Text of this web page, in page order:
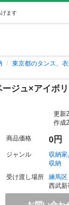
ます
東京都のタンス、
ジュ×アイボ
更新
作成
商品価格 0円
ジャンル 収納家
収納
受け渡し場所
練馬区
西武新